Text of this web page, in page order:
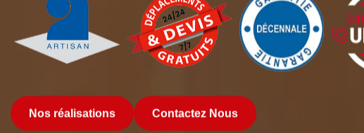
Nos réalisations Contactez Nous